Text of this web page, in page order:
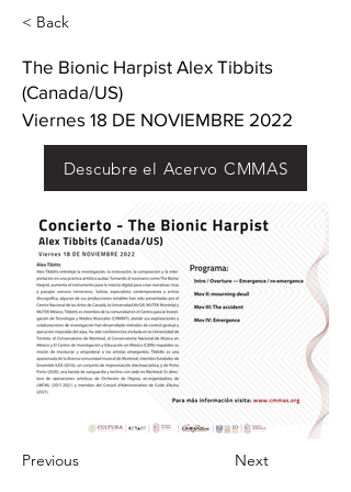
< Back
The Bionic Harpist Alex Tibbits
(Canada/US)
Viernes 18 DE NOVIEMBRE 2022
Descubre el Acervo CMMAS
Previous Next